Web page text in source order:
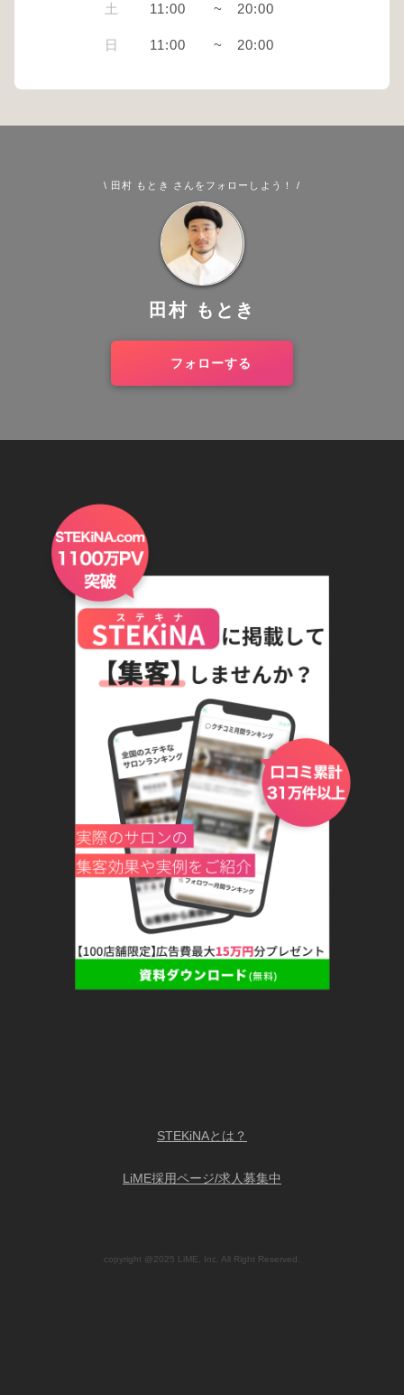
土 11:00 ~ 20:00
日 11:00 ~ 20:00
\ 田村 もとき さんをフォローしよう！ /
田村 もとき
フォローする
STEKiNAとは？
LiME採用ページ/求人募集中
copyright @2025 LiME, Inc. All Right Reserved.